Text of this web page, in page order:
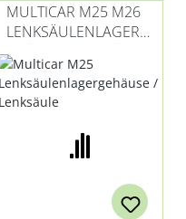
MULTICAR M25 M26
LENKSÄULENLAGERG
EHÄUSE (LENKSÄULE)